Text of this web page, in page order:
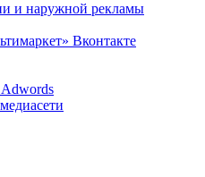
и наружной рекламы
Вконтакте
Adwords